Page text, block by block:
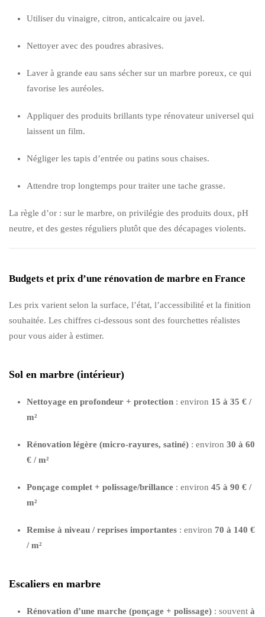
Utiliser du vinaigre, citron, anticalcaire ou javel.
Nettoyer avec des poudres abrasives.
Laver à grande eau sans sécher sur un marbre poreux, ce qui
favorise les auréoles.
Appliquer des produits brillants type rénovateur universel qui
laissent un film.
Négliger les tapis d’entrée ou patins sous chaises.
Attendre trop longtemps pour traiter une tache grasse.
La règle d’or : sur le marbre, on privilégie des produits doux, pH
neutre, et des gestes réguliers plutôt que des décapages violents.
Budgets et prix d’une rénovation de marbre en France
Les prix varient selon la surface, l’état, l’accessibilité et la finition
souhaitée. Les chiffres ci-dessous sont des fourchettes réalistes
pour vous aider à estimer.
Sol en marbre (intérieur)
Nettoyage en profondeur + protection : environ 15 à 35 € /
m²
Rénovation légère (micro-rayures, satiné) : environ 30 à 60
€ / m²
Ponçage complet + polissage/brillance : environ 45 à 90 € /
m²
Remise à niveau / reprises importantes : environ 70 à 140 €
/ m²
Escaliers en marbre
Rénovation d’une marche (ponçage + polissage) : souvent à